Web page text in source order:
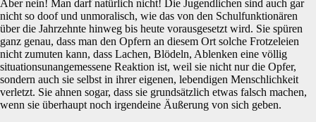
Aber nein! Man darf natürlich nicht! Die Jugendlichen sind auch gar
nicht so doof und unmoralisch, wie das von den Schulfunktionären
über die Jahrzehnte hinweg bis heute vorausgesetzt wird. Sie spüren
ganz genau, dass man den Opfern an diesem Ort solche Frotzeleien
nicht zumuten kann, dass Lachen, Blödeln, Ablenken eine völlig
situationsunangemessene Reaktion ist, weil sie nicht nur die Opfer,
sondern auch sie selbst in ihrer eigenen, lebendigen Menschlichkeit
verletzt. Sie ahnen sogar, dass sie grundsätzlich etwas falsch machen,
wenn sie überhaupt noch irgendeine Äußerung von sich geben.